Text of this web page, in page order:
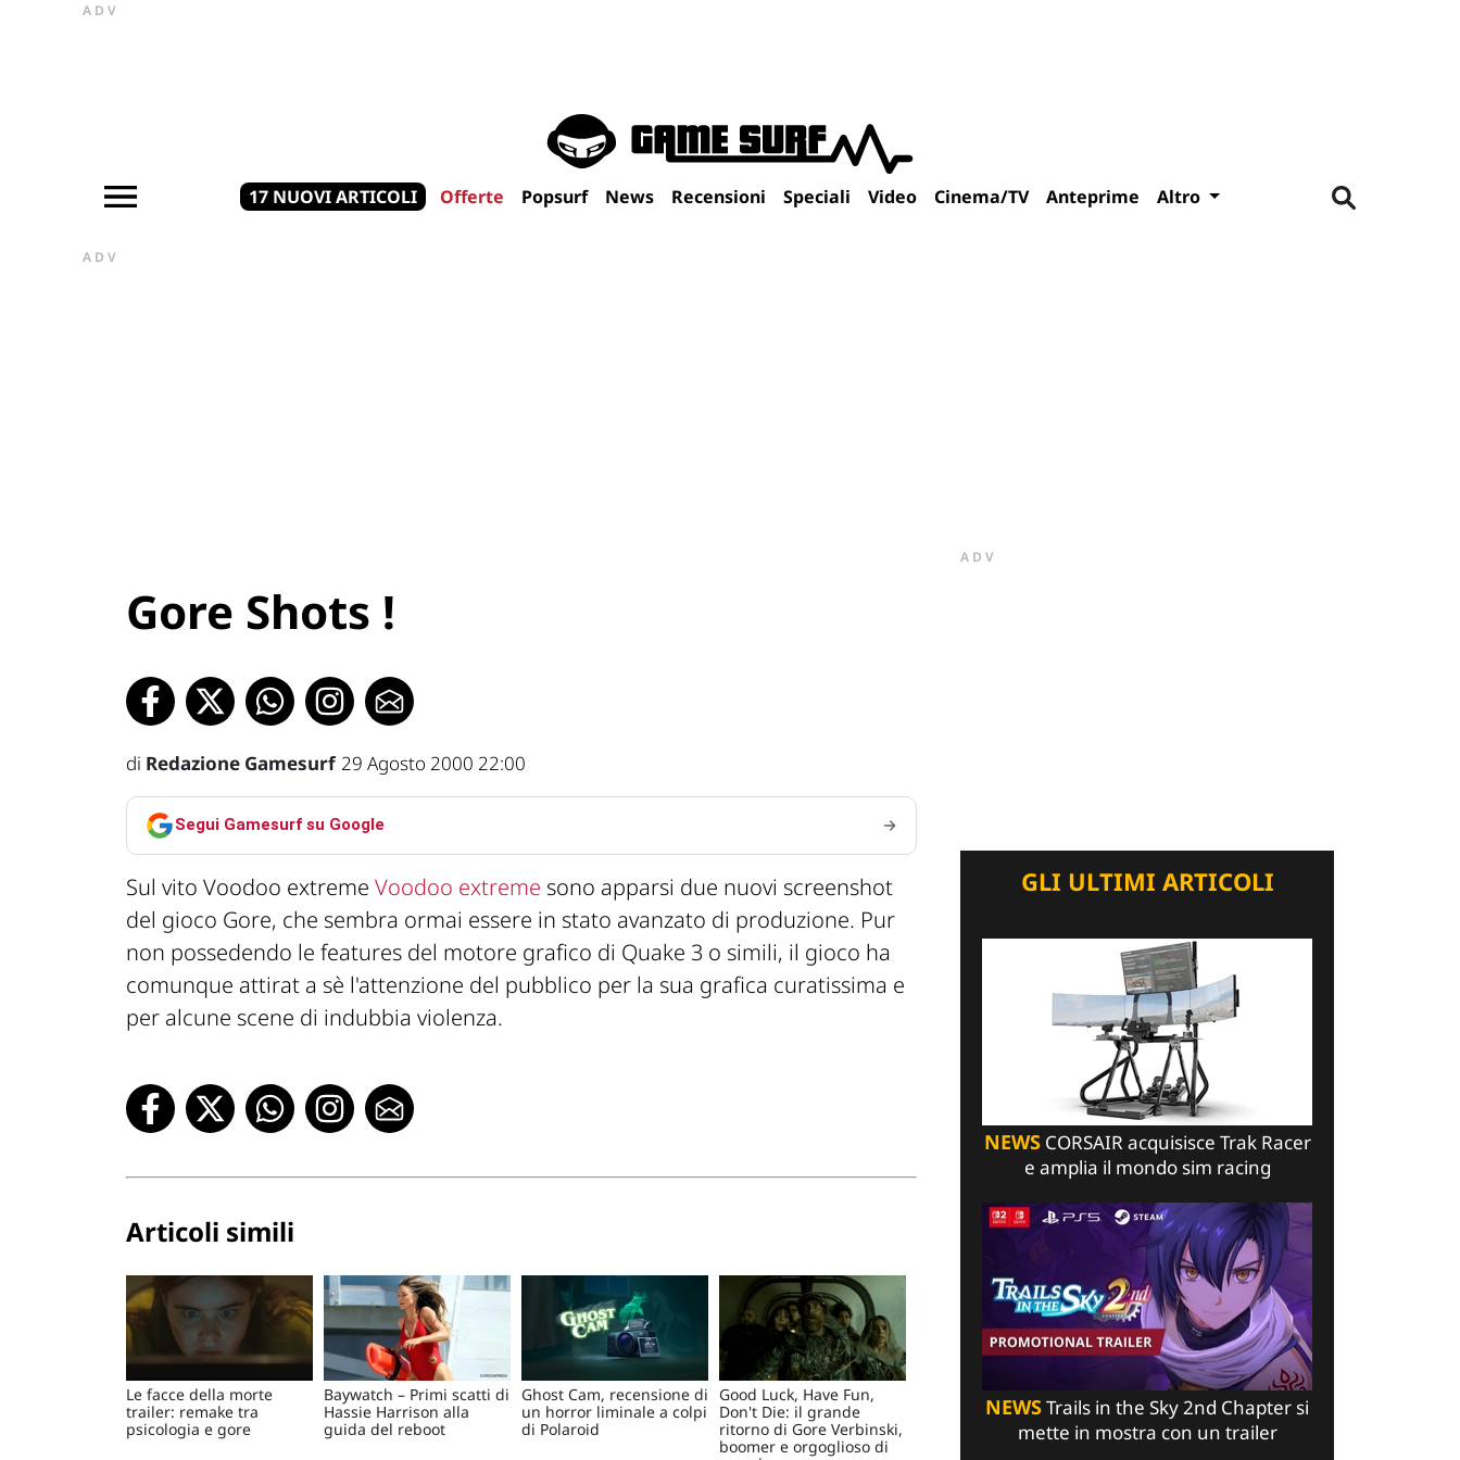
ADV
17 NUOVI ARTICOLI Offerte Popsurf News Recensioni Speciali Video Cinema/TV Anteprime Altro
ADV
Gore Shots !
di Redazione Gamesurf 29 Agosto 2000 22:00
Segui Gamesurf su Google
Sul vito Voodoo extreme Voodoo extreme sono apparsi due nuovi screenshot
del gioco Gore, che sembra ormai essere in stato avanzato di produzione. Pur
non possedendo le features del motore grafico di Quake 3 o simili, il gioco ha
comunque attirat a sè l'attenzione del pubblico per la sua grafica curatissima e
per alcune scene di indubbia violenza.
Articoli simili
Le facce della morte
trailer: remake tra
psicologia e gore
Baywatch – Primi scatti di
Hassie Harrison alla
guida del reboot
Ghost Cam, recensione di
un horror liminale a colpi
di Polaroid
Good Luck, Have Fun,
Don't Die: il grande
ritorno di Gore Verbinski,
boomer e orgoglioso di
ADV
GLI ULTIMI ARTICOLI
NEWSCORSAIR acquisisce Trak Racer
e amplia il mondo sim racing
NEWSTrails in the Sky 2nd Chapter si
mette in mostra con un trailer